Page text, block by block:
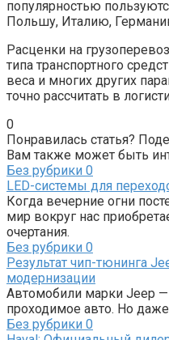
популярностью
Польшу, Италию,
Расценки на
типа транспортного
веса и многих других
точно рассчитать в
0
Понравилась статья?
Вам также может быть
Без рубрики 0
LED-системы для
Когда вечерние огни
мир вокруг нас
очертания.
Без рубрики 0
Результат чип-тюнинга
модернизации
Автомобили марки Jeep
проходимое авто. Но
Без рубрики 0